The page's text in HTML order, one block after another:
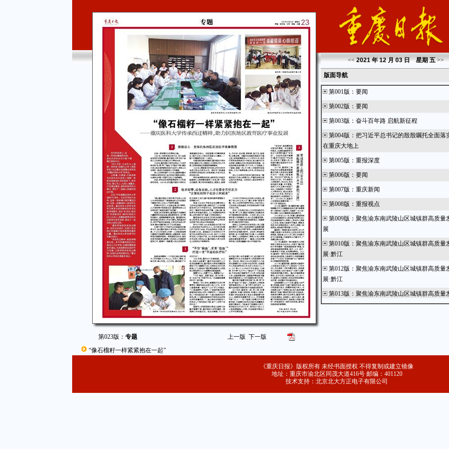
第023版： 专题 上一版 下一版
“像石榴籽一样紧紧抱在一起”
<< 2021 年 12 月 03 日 星期五 >>
版面导航
第001版 ： 要闻
第002版 ： 要闻
第003版 ： 奋斗百年路 启航新征程
第004版 ： 把习近平总书记的殷殷嘱托全面落
在重庆大地上
第005版 ： 重报深度
第006版 ： 要闻
第007版 ： 重庆新闻
第008版 ： 重报视点
第009版 ： 聚焦渝东南武陵山区城镇群高质量
展
第010版 ： 聚焦渝东南武陵山区城镇群高质量
展·黔江
第012版 ： 聚焦渝东南武陵山区城镇群高质量
展·黔江
第013版 ： 聚焦渝东南武陵山区城镇群高质量
展·武隆
展·石柱
第017版：聚焦渝东南武陵山区城镇群高质量
展·酉阳
第018版：聚焦渝东南武陵山区城镇群高质量
《重庆日报》版权所有 未经书面授权 不得复制或建立镜像
地址：重庆市渝北区同茂大道416号 邮编：401120
技术支持：北京北大方正电子有限公司